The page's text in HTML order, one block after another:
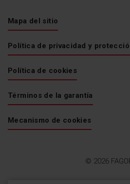
© 2026
Mapa del sitio
Política de privacidad y
Política de cookies
Términos de la garantía
Mecanismo de cookies